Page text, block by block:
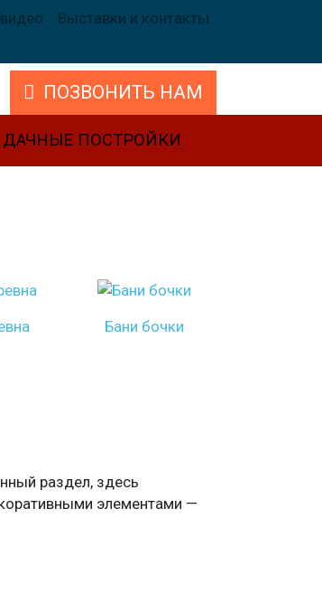
Выставки и контакты
ПОЗВОНИТЬ НАМ
ДАЧНЫЕ ПОСТРОЙКИ
Бани бочки
раздел, здесь
элементами —